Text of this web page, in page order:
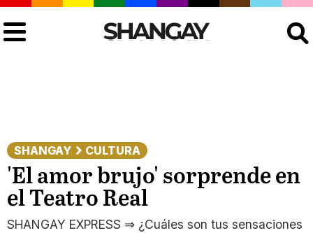
SHANGAY CULTURA
'El amor brujo' sorprende en
el Teatro Real
SHANGAY EXPRESS ⇒ ¿Cuáles son tus sensaciones